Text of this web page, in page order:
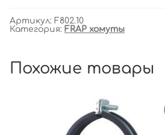
Артикул: F802.10
Категория: FRAP хомуты
Похожие товары